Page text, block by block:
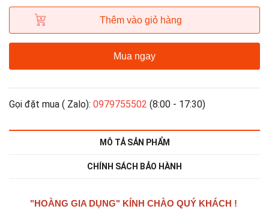
Thêm vào giỏ hàng
Mua ngay
Gọi đặt mua ( Zalo): 0979755502 (8:00 - 17:30)
MÔ TẢ SẢN PHẨM
CHÍNH SÁCH BẢO HÀNH
"HOÀNG GIA DỤNG" KÍNH CHÀO QUÝ KHÁCH !